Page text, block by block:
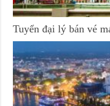
Tuyển đại lý bán vé